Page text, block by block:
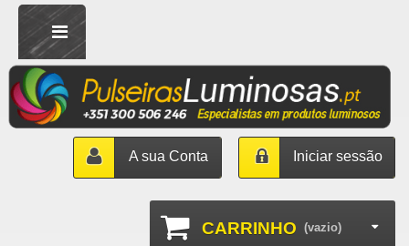
Iniciar sessão
A sua Conta
CARRINHO (vazio)